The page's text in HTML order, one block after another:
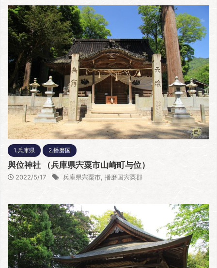
1.兵庫県 2.播磨国
與位神社 （兵庫県宍粟市山崎町与位）
2022/5/17 兵庫県宍粟市, 播磨国宍粟郡